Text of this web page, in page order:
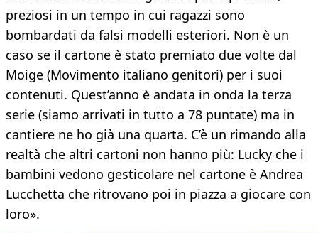
preziosi in un tempo in cui ragazzi sono
bombardati da falsi modelli esteriori. Non è un
caso se il cartone è stato premiato due volte dal
Moige (Movimento italiano genitori) per i suoi
contenuti. Quest’anno è andata in onda la terza
serie (siamo arrivati in tutto a 78 puntate) ma in
cantiere ne ho già una quarta. C’è un rimando alla
realtà che altri cartoni non hanno più: Lucky che i
bambini vedono gesticolare nel cartone è Andrea
Lucchetta che ritrovano poi in piazza a giocare con
loro».